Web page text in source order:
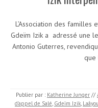
L’Association des
Gdeïm Izik a adressé une
Antonio Guterres,
que
Publier par : Katherine Junger //
d'appel de Salé, Gdeïm Izik,